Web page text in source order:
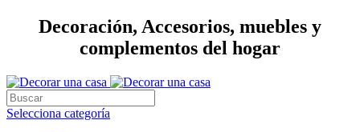
Decoración, Accesorios, muebles y
complementos del hogar
Selecciona categoría